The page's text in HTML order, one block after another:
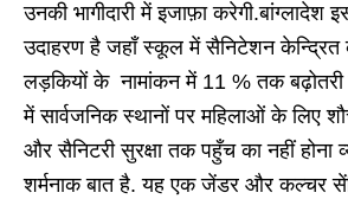
उनकी भागीदारी में इजाफ़ा करेगी.बांग्लादेश
उदाहरण है जहाँ स्कूल में सैनिटेशन केन्द्रित
लड़कियों के नामांकन में 11 % तक बढ़ोतरी
में सार्वजनिक स्थानों पर महिलाओं के लिए
और सैनिटरी सुरक्षा तक पहुँच का नहीं होना
शर्मनाक बात है. यह एक जेंडर और कल्चर